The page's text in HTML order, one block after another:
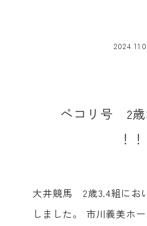
ペ コ リ 号 2歳
！
！
大井競馬 2歳3.4組にお
しました。 市川義美ホ